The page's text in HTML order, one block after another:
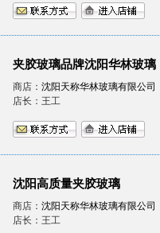
夹胶玻璃品牌沈阳华林玻璃
商店： 沈阳天称华林玻璃有限公司
店长：王工
沈阳高质量夹胶玻璃
商店： 沈阳天称华林玻璃有限公司
店长：王工